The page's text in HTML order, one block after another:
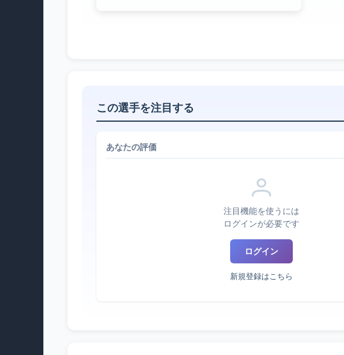
この選手を注目する
あなたの評価
注目機能を使うには
ログインが必要です
ログイン
新規登録はこちら